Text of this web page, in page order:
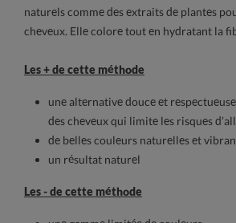
naturels comme des extraits de plantes
cheveux. Elle colore tout en hydratant la
Les + de cette méthode
une alternative douce et
des cheveux qui limite les risques
de belles couleurs naturelles et
un résultat naturel
Les - de cette méthode